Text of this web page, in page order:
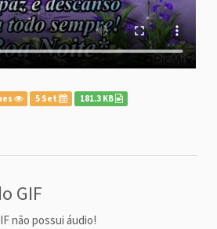
5 Set 181.3 KB
GIF
não possui áudio!